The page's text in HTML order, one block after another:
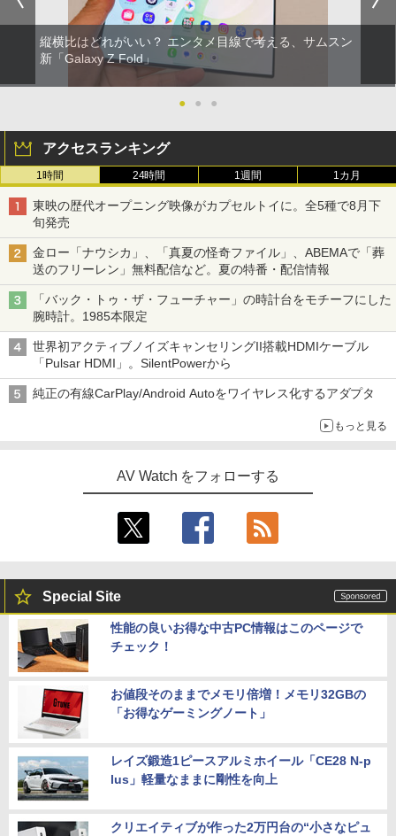
縦横比はどれがいい？ エンタメ目線で考える、サムスン
新「Galaxy Z Fold」
● ● ●
アクセスランキング
1時間 24時間 1週間 1カ月
東映の歴代オープニング映像がカプセルトイに。全5種で8月下
旬発売
金ロー「ナウシカ」、「真夏の怪奇ファイル」、ABEMAで「葬
送のフリーレン」無料配信など。夏の特番・配信情報
「バック・トゥ・ザ・フューチャー」の時計台をモチーフにした
腕時計。1985本限定
世界初アクティブノイズキャンセリングII搭載HDMIケーブル
「Pulsar HDMI」。SilentPowerから
純正の有線CarPlay/Android Autoをワイヤレス化するアダプタ
もっと見る
AV Watch をフォローする
Special Site
性能の良いお得な中古PC情報はこのページで
チェック！
お値段そのままでメモリ倍増！メモリ32GBの
「お得なゲーミングノート」
レイズ鍛造1ピースアルミホイール「CE28 N-p
lus」軽量なままに剛性を向上
クリエイティブが作った2万円台の“小さなピュ